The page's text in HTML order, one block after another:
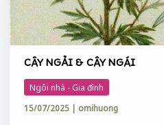
CÂY NGẢI & CÂY NGÁI
Ngôi nhà - Gia đình
15/07/2025 | omihuong